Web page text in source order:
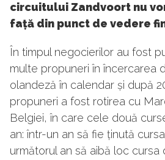
circuitului Zandvoort nu
față din punct de vedere
În timpul negocierilor au fost
multe propuneri în încercarea
olandeză în calendar și după
propuneri a fost rotirea cu
Belgiei, în care cele două
an: într-un an să fie ținută
următorul an să aibă loc cursa